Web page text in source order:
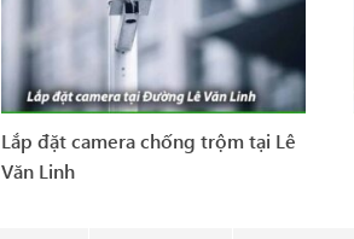
Lắp đặt camera chống trộm tại Lê
Văn Linh